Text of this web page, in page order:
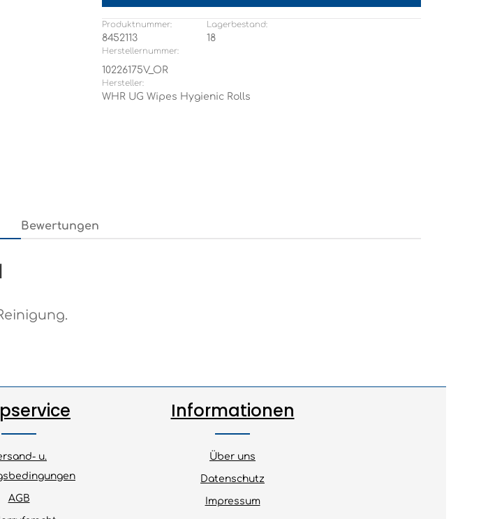
Produktnummer:
8452113
Herstellernummer:
10226175V_OR
Lagerbestand:
18
Hersteller:
WHR UG Wipes Hygienic Rolls
Bewertungen
u.
AGB
Informationen
Über uns
Datenschutz
Impressum